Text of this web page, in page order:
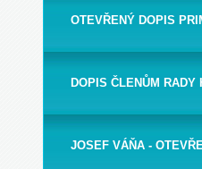
OTEVŘENÝ DOPIS
DOPIS ČLENŮM RADY
JOSEF VÁŇA -